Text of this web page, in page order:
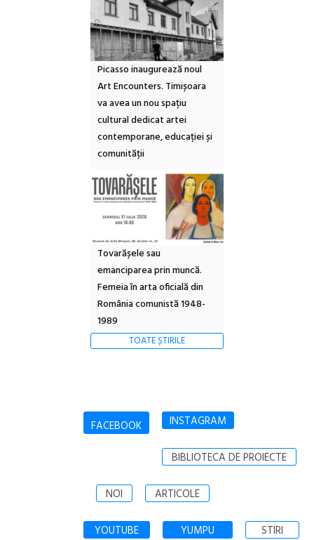
Picasso inaugurează noul
Art Encounters. Timișoara
va avea un nou spațiu
cultural dedicat artei
contemporane, educației și
comunității
Tovarășele sau
emanciparea prin muncă.
Femeia în arta oficială din
România comunistă 1948-
1989
TOATE ȘTIRILE
FACEBOOK INSTAGRAM
BIBLIOTECA DE PROIECTE
NOI ARTICOLE
YOUTUBE YUMPU STIRI